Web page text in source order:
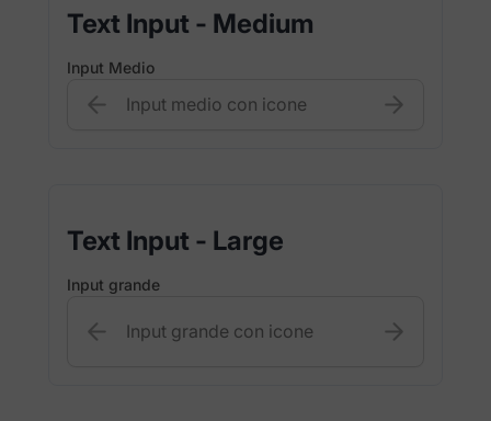
Text Input - Medium
Input Medio
Text Input - Large
Input grande